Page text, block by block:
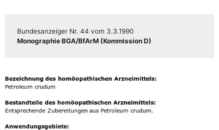
Bun­des­an­zei­ger Nr. 44 vom 3.3.1990
Mono­gra­phie BGA/​​BfArM (Kom­mis­si­on D)